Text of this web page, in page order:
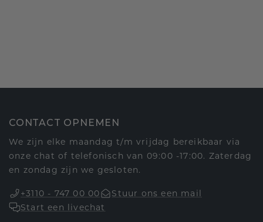
CONTACT OPNEMEN
We zijn elke maandag t/m vrijdag bereikbaar via
onze chat of telefonisch van 09:00 -17:00. Zaterdag
en zondag zijn we gesloten.
+3110 - 747 00 00
Stuur ons een mail
Start een livechat